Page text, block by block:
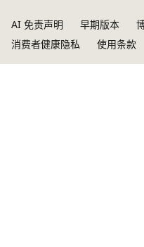
AI 免责声明 早期版本
消费者健康隐私
使用条款